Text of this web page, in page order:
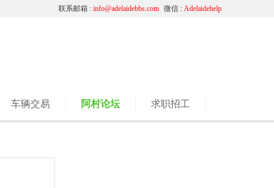
微信 : Adelaidehelp
联系邮箱 : info@adelaidebbs.com
车辆交易 阿村论坛 求职招工